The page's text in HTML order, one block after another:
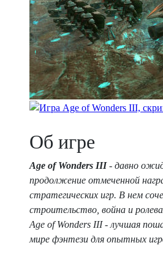
Об игре
Age of Wonders III- давно
продолжение отмеченной
стратегических игр. В нем
строительство, война и
Age of Wonders III - лучшая
мире фэнтези для опытных